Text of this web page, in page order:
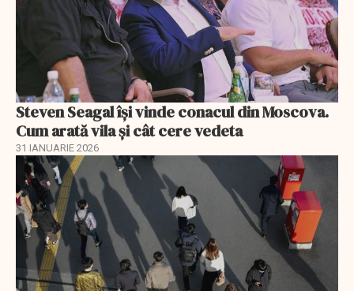
Steven Seagal își vinde conacul din Moscova.
Cum arată vila și cât cere vedeta
31 IANUARIE 2026